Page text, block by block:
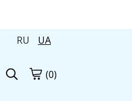
RU
UA
(0)